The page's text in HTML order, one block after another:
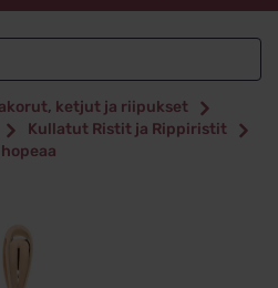
ketjut ja riipukset
Kullatut Ristit ja Rippiristit